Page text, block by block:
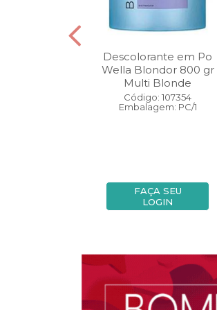
Descolorante em Po
Wella Blondor 800 gr
Multi Blonde
Código: 107354
Embalagem: PC/1
FAÇA SEU
LOGIN